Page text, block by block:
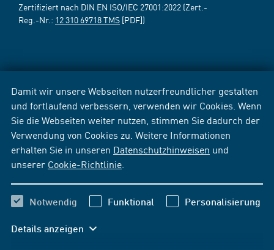
Damit wir unsere Webseiten nutzerfreundlicher gestalten
und fortlaufend verbessern, verwenden wir Cookies. Wenn
Sie die Webseiten weiter nutzen, stimmen Sie dadurch der
Verwendung von Cookies zu. Weitere Informationen
erhalten Sie in unseren Datenschutzhinweisen und
unserer Cookie-Richtlinie
Notwendig Funktional Personalisierung
Details anzeigen
Zertifiziert nach DIN EN ISO/IEC 27001:2022 (Zert.-
Reg.-Nr.: 12 310 69718 TMS [PDF])